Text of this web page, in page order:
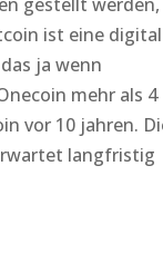
ist eine
ja wenn
mehr als 4
vor 10 jahren.
langfristig